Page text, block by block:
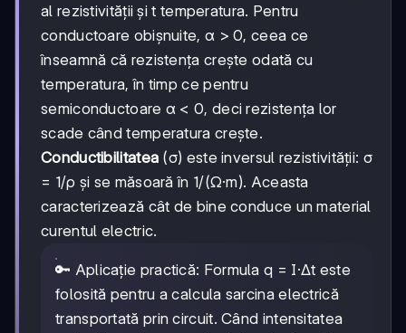
al rezistivității și t temperatura. Pentru
conductoare obișnuite, α > 0, ceea ce
înseamnă că rezistența crește odată cu
temperatura, în timp ce pentru
semiconductoare α < 0, deci rezistența lor
scade când temperatura crește.
Conductibilitatea (σ) este inversul rezistivității: σ
= 1/ρ și se măsoară în 1/(Ω·m). Aceasta
caracterizează cât de bine conduce un material
curentul electric.
🔑 Aplicație practică: Formula q = I·Δt este
folosită pentru a calcula sarcina electrică
transportată prin circuit. Când intensitatea